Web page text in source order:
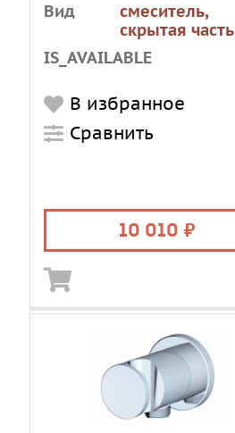
Вид
смеситель,
скрытая часть
IS_AVAILABLE
В избранное
Сравнить
10 010